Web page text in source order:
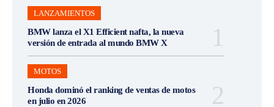
LANZAMIENTOS
BMW lanza el X1 Efficient nafta, la nueva
versión de entrada al mundo BMW X
MOTOS
Honda dominó el ranking de ventas de motos
en julio en 2026